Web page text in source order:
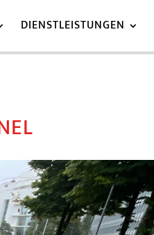
DIENSTLEISTUNGEN